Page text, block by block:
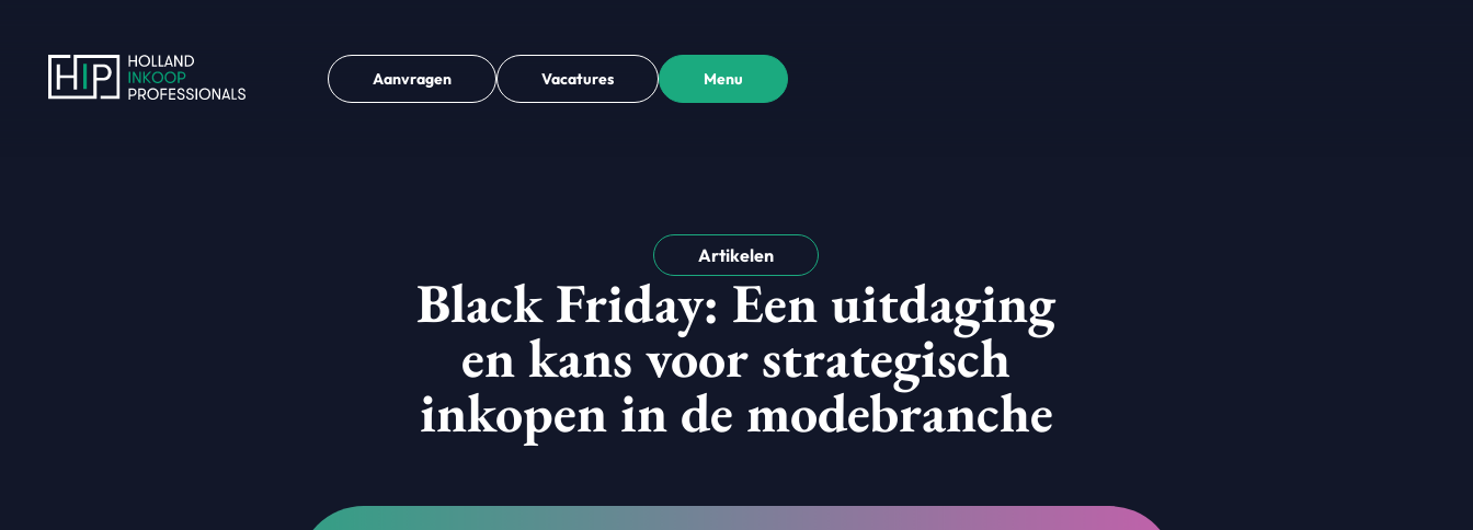
Aanvragen Vacatures Menu
Artikelen
Black Friday: Een uitdaging
en kans voor strategisch
inkopen in de modebranche